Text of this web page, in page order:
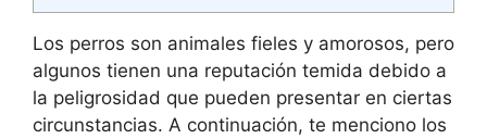
Los perros son animales fieles y amorosos, pero
algunos tienen una reputación temida debido a
la peligrosidad que pueden presentar en ciertas
circunstancias. A continuación, te menciono los